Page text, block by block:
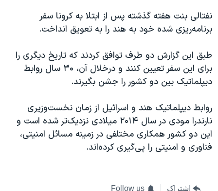
صفحه‌های ویژه
نفتالی بنت هفته گذشته پس از ابتلا به کرونا سفر
برنامه‌ریزی شده خود به هند را به تعویق انداخت.
طبق این گزارش دو طرف توافق کردند که تاریخ دیگری را
برای این سفر تعیین کنند و درخلال آن، ۳۰ سال روابط
دیپلماتیک بین دو کشور را جشن بگیرند.
روابط دیپلماتیک هند و اسرائیل از زمان نخست‌وزیری
نارندرا مودی در سال ۲۰۱۴ میلادی نزدیک‌تر شده است و
این دو کشور همکاری مختلفی در زمینه مسائل امنیتی،
فناوری و امنیتی را پی‌گیری کرده‌اند.
اشتراک Follow us